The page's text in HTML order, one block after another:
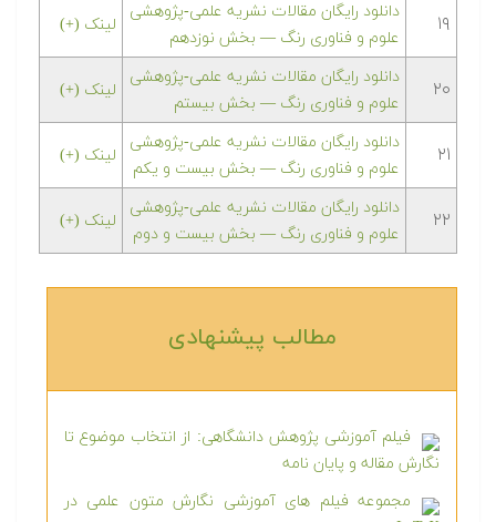
۱۹
دانلود رایگان مقالات نشریه علمی-پژوهشی
علوم و فناوری رنگ — بخش نوزدهم
لینک (+)
۲۰
دانلود رایگان مقالات نشریه علمی-پژوهشی
علوم و فناوری رنگ — بخش بیستم
لینک (+)
۲۱
دانلود رایگان مقالات نشریه علمی-پژوهشی
علوم و فناوری رنگ — بخش بیست و یکم
لینک (+)
۲۲
دانلود رایگان مقالات نشریه علمی-پژوهشی
علوم و فناوری رنگ — بخش بیست و دوم
لینک (+)
مطالب پیشنهادی‎
فیلم آموزشی پژوهش دانشگاهی: از انتخاب موضوع تا
نگارش مقاله و پایان نامه
مجموعه فیلم های آموزشی نگارش متون علمی در